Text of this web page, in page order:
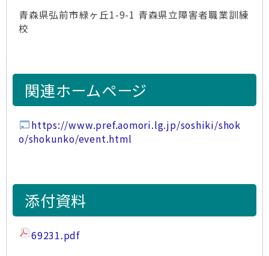
青森県弘前市緑ヶ丘1-9-1 青森県立障害者職業訓練
校
関連ホームページ
https://www.pref.aomori.lg.jp/soshiki/shok
o/shokunko/event.html
添付資料
69231.pdf